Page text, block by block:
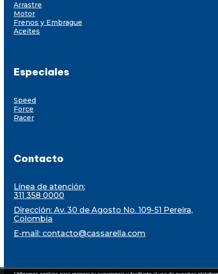
Arrastre
Motor
Frenos y Embrague
Aceites
Especiales
Speed
Force
Racer
Contacto
Línea de atención:
311 358 0000
Dirección: Av. 30 de Agosto No. 109-51 Pereira,
Colombia
E-mail: contacto@cassarella.com